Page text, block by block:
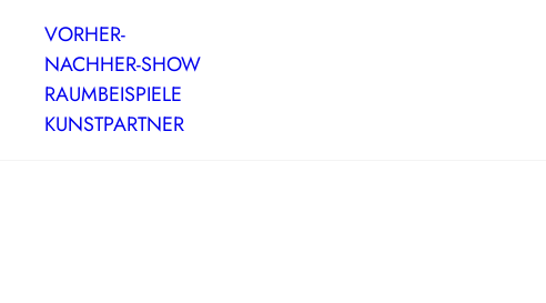
VORHER-
NACHHER-SHOW
RAUMBEISPIELE
KUNSTPARTNER